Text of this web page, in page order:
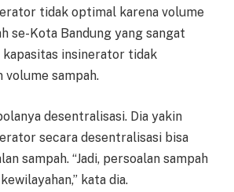
tidak optimal karena volume
se-Kota Bandung yang sangat
kapasitas insinerator tidak
volume sampah.
desentralisasi. Dia yakin
secara desentralisasi bisa
sampah. “Jadi, persoalan sampah
kata dia.